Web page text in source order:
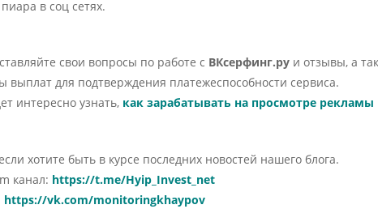
в соц сетях.
свои вопросы по работе с ВКсерфинг.руи отзывы, а
выплат для подтверждения платежеспособности сервиса.
интересно узнать, как зарабатывать на просмотре рекламы
хотите быть в курсе последних новостей нашего блога.
канал: https://t.me/Hyip_Invest_net
https://vk.com/monitoringkhaypov